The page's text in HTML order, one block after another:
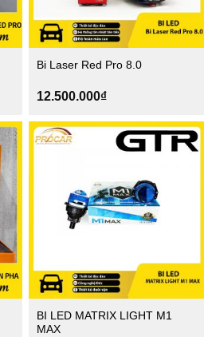
Bi Laser Red Pro 8.0
12.500.000₫
BI LED MATRIX LIGHT M1
MAX